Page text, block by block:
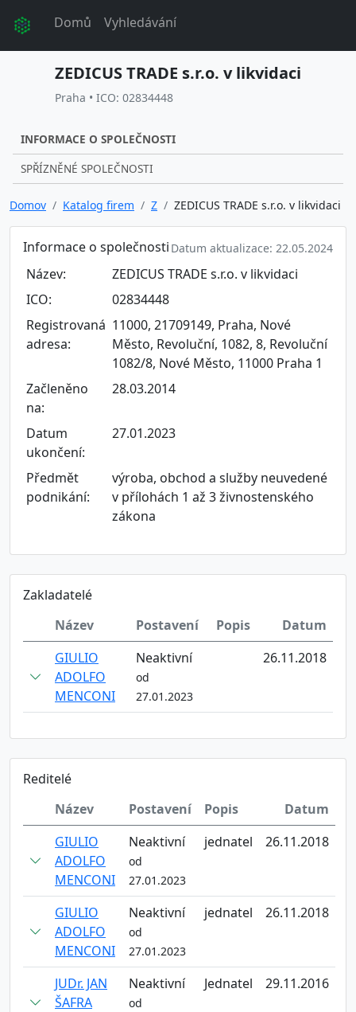
Domů Vyhledávání
ZEDICUS TRADE s.r.o. v likvidaci
Praha • ICO: 02834448
INFORMACE O SPOLEČNOSTI
SPŘÍZNĚNÉ SPOLEČNOSTI
Domov Katalog firem Z ZEDICUS TRADE s.r.o. v likvidaci
Informace o společnosti Datum aktualizace: 22.05.2024
Název:
ZEDICUS TRADE s.r.o. v likvidaci
ICO:
02834448
Registrovaná
adresa:
11000, 21709149, Praha, Nové
Město, Revoluční, 1082, 8, Revoluční
1082/8, Nové Město, 11000 Praha 1
Začleněno
na:
28.03.2014
Datum
ukončení:
27.01.2023
Předmět
podnikání:
výroba, obchod a služby neuvedené
v přílohách 1 až 3 živnostenského
zákona
Zakladatelé
Název
Postavení Popis
Datum
GIULIO
ADOLFO
MENCONI
Neaktivní
od
27.01.2023
26.11.2018
Reditelé
Název
Postavení Popis
Datum
GIULIO
ADOLFO
MENCONI
Neaktivní
od
27.01.2023
jednatel 26.11.2018
GIULIO
ADOLFO
MENCONI
Neaktivní
od
27.01.2023
jednatel 26.11.2018
JUDr. JAN
ŠAFRA
Neaktivní
od
Jednatel 29.11.2016